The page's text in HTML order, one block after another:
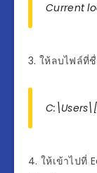
Current
3. ให้ลบไฟล์ที่
4. ให้เข้าไปที่